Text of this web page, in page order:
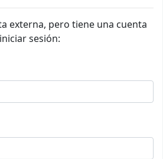
externa, pero tiene una cuenta
sesión: